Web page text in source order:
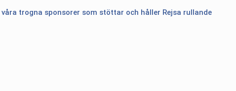
trogna sponsorer som stöttar och håller Rejsa rullande